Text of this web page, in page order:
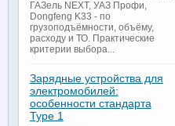
ГАЗель NEXT, УАЗ Профи,
Dongfeng K33 - по
грузоподъёмности, объёму,
расходу и ТО. Практические
критерии выбора...
Зарядные устройства для
электромобилей:
особенности стандарта
Type 1